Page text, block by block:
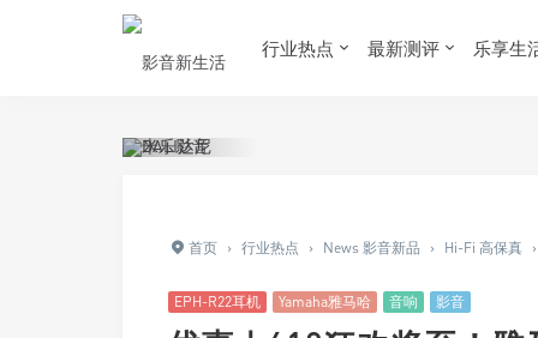
行业热点 最新测评 乐享生
首页 › 行业热点 › News 影音新品 › Hi-Fi 高保真 ›
EPH-R22耳机 Yamaha雅马哈 音响 影音